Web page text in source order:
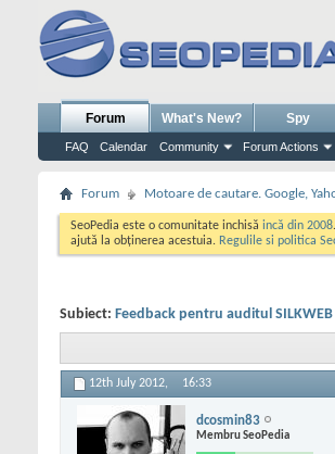
Forum
FAQ Calendar Community Forum Actions
What's New? Spy
Forum Motoare de cautare. Google,
SeoPedia este o comunitate inchisă incă din 2008
ajută la obținerea acestuia. Regulile si politica
Subiect: Feedback pentru auditul SILKWEB
12th July 2012, 16:33
dcosmin83
Membru SeoPedia